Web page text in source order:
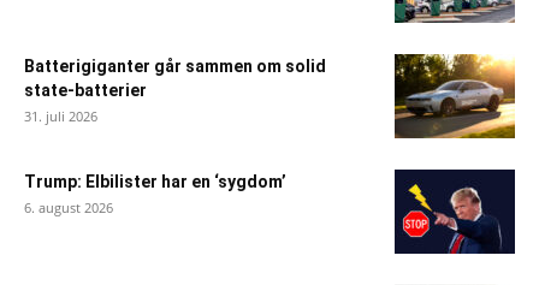
Batterigiganter går sammen om solid
state-batterier
31. juli 2026
Trump: Elbilister har en ‘sygdom’
6. august 2026